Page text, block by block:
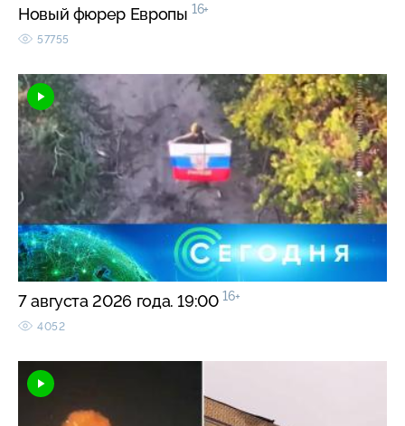
Новый фюрер Европы 16+
57755
7 августа 2026 года. 19:00 16+
4052